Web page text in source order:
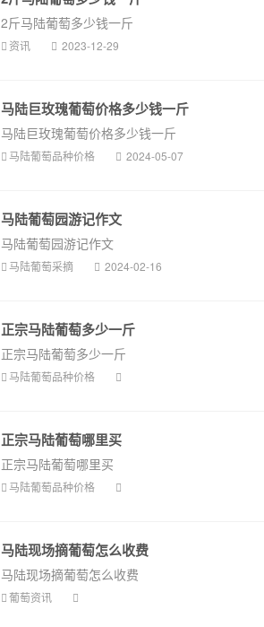
2斤马陆葡萄多少钱一斤
资讯 2023-12-29
马陆巨玫瑰葡萄价格多少钱一斤
马陆巨玫瑰葡萄价格多少钱一斤
马陆葡萄品种价格 2024-05-07
马陆葡萄园游记作文
马陆葡萄园游记作文
马陆葡萄采摘 2024-02-16
正宗马陆葡萄多少一斤
正宗马陆葡萄多少一斤
马陆葡萄品种价格
正宗马陆葡萄哪里买
正宗马陆葡萄哪里买
马陆葡萄品种价格
马陆现场摘葡萄怎么收费
马陆现场摘葡萄怎么收费
葡萄资讯